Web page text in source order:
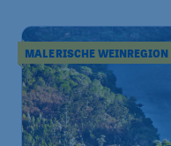
MALERISCHE WEINREGION